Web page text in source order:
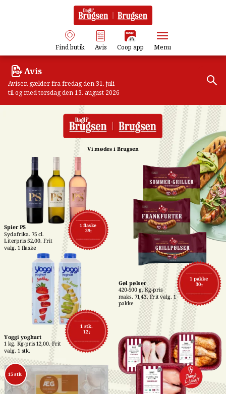
Find butik Avis Coop app Menu
Avis
Avisen gælder fra fredag den 31. juli
til og med torsdag den 13. august 2026
Vi mødes i Brugsen
1 pakke
30,-
Gøl pølser
420-500 g. Kg-pris
maks. 71,43. Frit valg. 1
pakke
15 stk.
1 stk.
12,-
Yoggi yoghurt
1 kg. Kg-pris 12,00. Frit
valg. 1 stk.
1 flaske
39,-
Spier PS
Sydafrika. 75 cl.
Literpris 52,00. Frit
valg. 1 flaske